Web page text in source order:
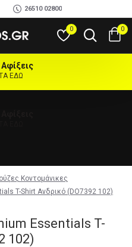
26510 02800
0 0
Κοντομάνικες
T-Shirt Ανδρικό (DO7392 102)
ΕΔΩ
Essentials T-
102)